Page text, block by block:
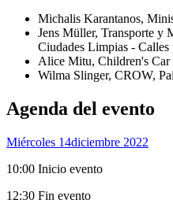
Michalis Karantanos,
Jens Müller, Transporte y
Ciudades Limpias - Calles
Alice Mitu, Children's Car
Wilma Slinger, CROW,
Agenda del evento
Miércoles 14Diciembre 2022
10:00 Inicio evento
12:30 Fin evento